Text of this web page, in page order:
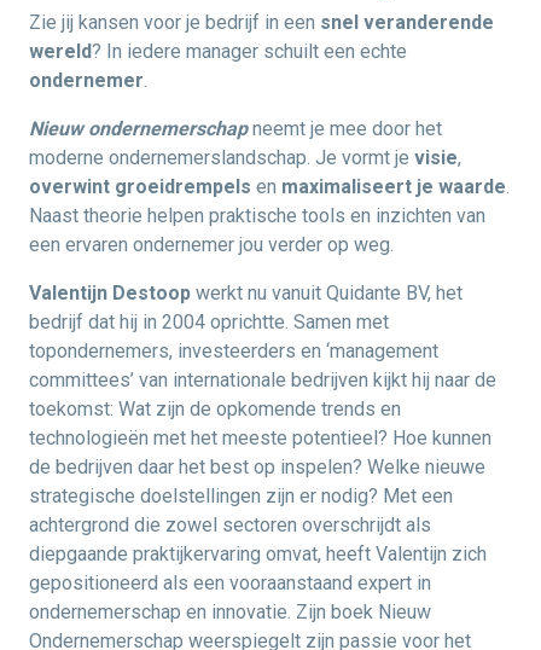
Zie jij kansen voor je bedrijf in een snel veranderende
wereld? In iedere manager schuilt een echte
ondernemer.
Nieuw ondernemerschapneemt je mee door het
moderne ondernemerslandschap. Je vormt je visie,
overwint groeidrempels en maximaliseert je waarde.
Naast theorie helpen praktische tools en inzichten van
een ervaren ondernemer jou verder op weg.
Valentijn Destoop werkt nu vanuit Quidante BV, het
bedrijf dat hij in 2004 oprichtte. Samen met
topondernemers, investeerders en ‘management
committees’ van internationale bedrijven kijkt hij naar de
toekomst: Wat zijn de opkomende trends en
technologieën met het meeste potentieel? Hoe kunnen
de bedrijven daar het best op inspelen? Welke nieuwe
strategische doelstellingen zijn er nodig? Met een
achtergrond die zowel sectoren overschrijdt als
diepgaande praktijkervaring omvat, heeft Valentijn zich
gepositioneerd als een vooraanstaand expert in
ondernemerschap en innovatie. Zijn boek Nieuw
Ondernemerschap weerspiegelt zijn passie voor het